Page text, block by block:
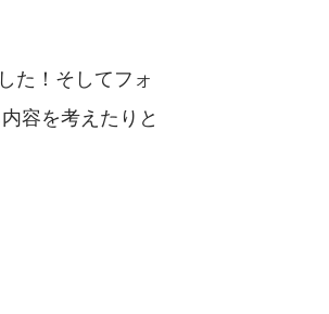
た！そしてフォ
容を考えたりと